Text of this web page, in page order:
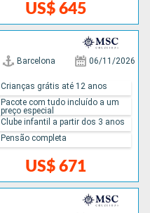
US$ 645
Barcelona 06/11/2026
US$ 671
Crianças grátis até 12 anos
Pacote com tudo incluído a um
preço especial
Clube infantil a partir dos 3 anos
Pensão completa